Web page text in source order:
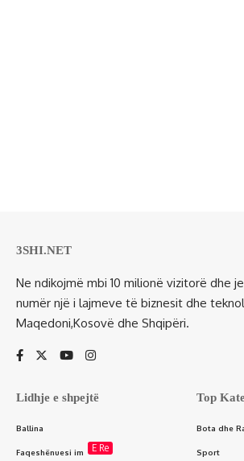
3SHI.NET
Ne ndikojmë mbi 10 milionë vizitorë dhe
numër një i lajmeve të biznesit dhe
Maqedoni,Kosovë dhe Shqipëri.
Lidhje e shpejtë
Ballina
Faqeshënuesi im E Re
Top
Bota dhe
Sport